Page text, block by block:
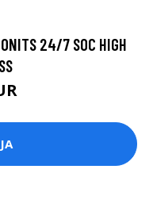
24/7 SOC HIGH